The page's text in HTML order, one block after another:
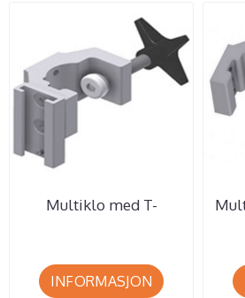
Multiklo med T-
INFORMASJON